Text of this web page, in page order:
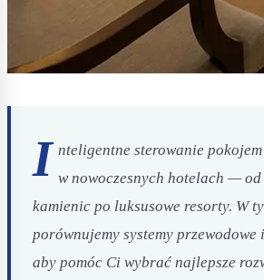
I nteligentne sterowanie
w nowoczesnych hotelach —
kamienic po luksusowe resorty. W
porównujemy systemy przewodowe
aby pomóc Ci wybrać najlepsze